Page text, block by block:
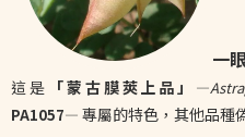
一
這是 「蒙古膜莢上品」 —
PA1057— 專屬的特色，其他品種